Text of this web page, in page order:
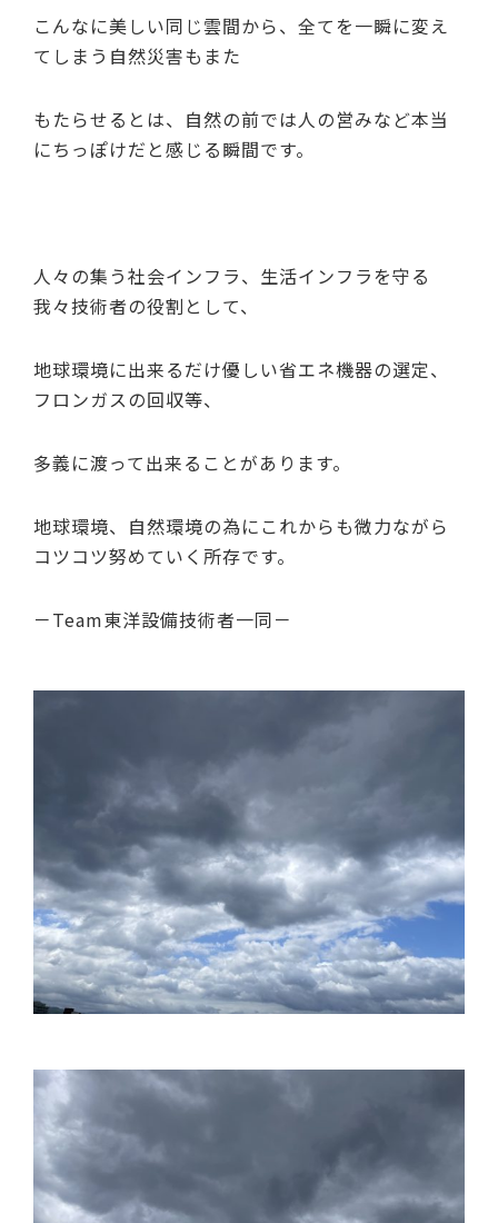
こんなに美しい同じ雲間から、全てを一瞬に変え
てしまう自然災害もまた
もたらせるとは、自然の前では人の営みなど本当
にちっぽけだと感じる瞬間です。
人々の集う社会インフラ、生活インフラを守る
我々技術者の役割として、
地球環境に出来るだけ優しい省エネ機器の選定、
フロンガスの回収等、
多義に渡って出来ることがあります。
地球環境、自然環境の為にこれからも微力ながら
コツコツ努めていく所存です。
－Team東洋設備技術者一同－